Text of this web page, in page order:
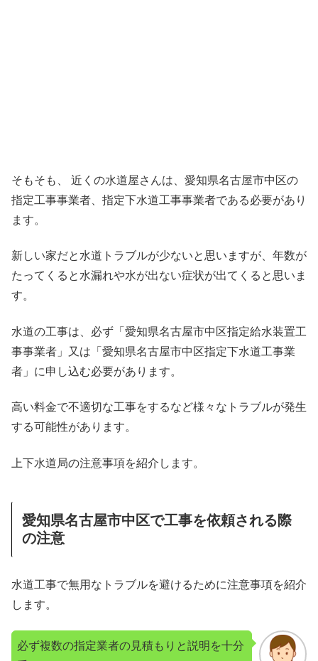
そもそも、 近くの水道屋さんは、愛知県名古屋市中区の
指定工事事業者、指定下水道工事事業者である必要があり
ます。
新しい家だと水道トラブルが少ないと思いますが、年数が
たってくると水漏れや水が出ない症状が出てくると思いま
す。
水道の工事は、必ず「愛知県名古屋市中区指定給水装置工
事事業者」又は「愛知県名古屋市中区指定下水道工事業
者」に申し込む必要があります。
高い料金で不適切な工事をするなど様々なトラブルが発生
する可能性があります。
上下水道局の注意事項を紹介します。
愛知県名古屋市中区で工事を依頼される際
の注意
水道工事で無用なトラブルを避けるために注意事項を紹介
します。
必ず複数の指定業者の見積もりと説明を十分